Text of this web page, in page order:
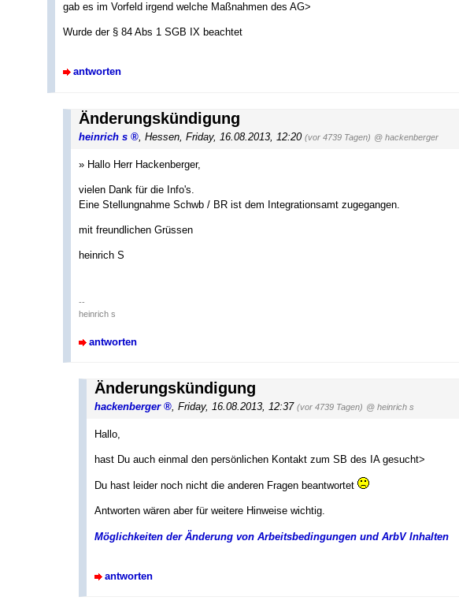
gab es im Vorfeld irgend welche Maßnahmen des AG>
Wurde der § 84 Abs 1 SGB IX beachtet
antworten
Änderungskündigung
heinrich s Hessen Friday, 16.08.2013, 12:20 (vor 4739 Tagen) @ hackenberger
» Hallo Herr Hackenberger,
vielen Dank für die Info's.
Eine Stellungnahme Schwb / BR ist dem Integrationsamt zugegangen.
mit freundlichen Grüssen
heinrich S
--
heinrich s
antworten
Änderungskündigung
hackenberger , Friday, 16.08.2013, 12:37 (vor 4739 Tagen) @ heinrich s
Hallo,
hast Du auch einmal den persönlichen Kontakt zum SB des IA gesucht>
Du hast leider noch nicht die anderen Fragen beantwortet
Antworten wären aber für weitere Hinweise wichtig.
Möglichkeiten der Änderung von Arbeitsbedingungen und ArbV Inhalten
antworten